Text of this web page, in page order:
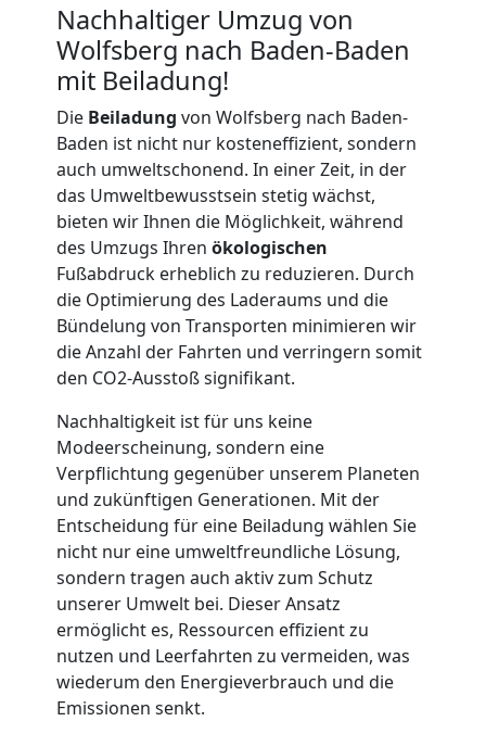
Nachhaltiger Umzug von
Wolfsberg nach Baden-Baden
mit Beiladung!
Die Beiladung von Wolfsberg nach Baden-
Baden ist nicht nur kosteneffizient, sondern
auch umweltschonend. In einer Zeit, in der
das Umweltbewusstsein stetig wächst,
bieten wir Ihnen die Möglichkeit, während
des Umzugs Ihren ökologischen
Fußabdruck erheblich zu reduzieren. Durch
die Optimierung des Laderaums und die
Bündelung von Transporten minimieren wir
die Anzahl der Fahrten und verringern somit
den CO2-Ausstoß signifikant.
Nachhaltigkeit ist für uns keine
Modeerscheinung, sondern eine
Verpflichtung gegenüber unserem Planeten
und zukünftigen Generationen. Mit der
Entscheidung für eine Beiladung wählen Sie
nicht nur eine umweltfreundliche Lösung,
sondern tragen auch aktiv zum Schutz
unserer Umwelt bei. Dieser Ansatz
ermöglicht es, Ressourcen effizient zu
nutzen und Leerfahrten zu vermeiden, was
wiederum den Energieverbrauch und die
Emissionen senkt.
Möbellift
Wolfsberg
Übersiedlung
Wolfsberg
Klaviertransport
Wolfsberg
Privatumzug
Wolfsberg
Tresortransport
Wolfsberg